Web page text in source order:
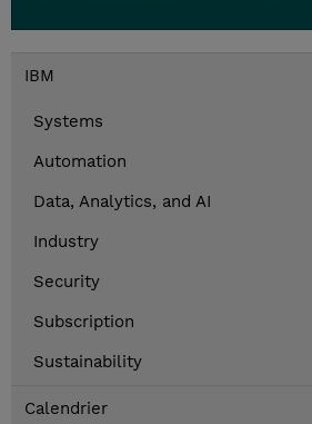
IBM
Systems
Automation
Data, Analytics, and AI
Industry
Security
Subscription
Sustainability
Calendrier